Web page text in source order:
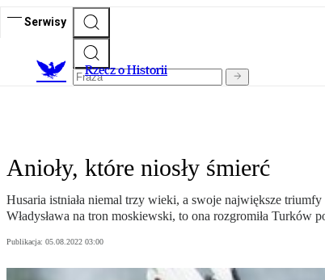
Serwisy
Rzecz o Historii
Anioły, które niosły śmierć
Husaria istniała niemal trzy wieki, a swoje największe
Władysława na tron moskiewski, to ona rozgromiła Turków
Publikacja: 05.08.2022 03:00